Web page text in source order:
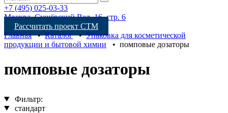
+7 (495) 025-03-33
Москва, Сущёвский Вал, 16, стр. 6
Рассчитать проект СТМ
Главная•Каталог•Упаковка для косметической
продукции и бытовой химии • помповые дозаторы
помповые дозаторы
Фильтр:
стандарт